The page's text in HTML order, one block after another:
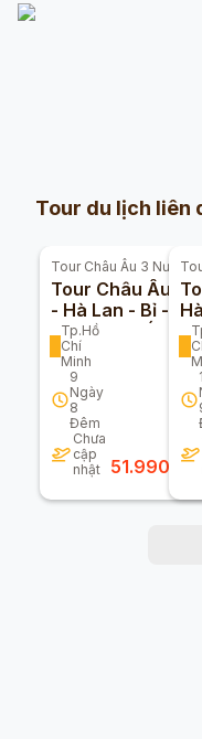
Tour du lịch liên
Tour Châu Âu 3 Nước
Tour Châu Âu
- Hà Lan - Bỉ -
- Thuỵ Sĩ - Ý
(Bay
Airline)
Tp.Hồ
Chí
Minh
9
Ngày
8
Đêm
Chưa
cập
nhật